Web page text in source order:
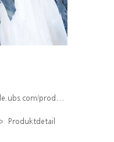
index/isin/DE000UK1P8E8
Produktdetail